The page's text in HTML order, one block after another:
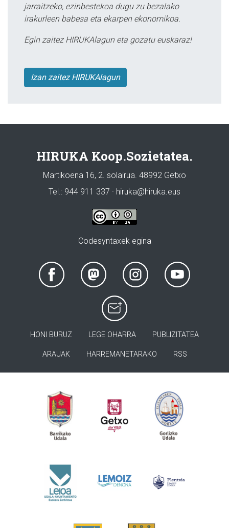
jarraitzeko, ezinbestekoa dugu zu bezalako
irakurleen babesa eta ekarpen ekonomikoa.
Egin zaitez HIRUKAlagun eta gozatu euskaraz!
Izan zaitez HIRUKAlagun
HIRUKA Koop.Sozietatea.
Martikoena 16, 2. solairua. 48992 Getxo
Tel.: 944 911 337 · hiruka@hiruka.eus
Codesyntaxek egina
HONI BURUZ LEGE OHARRA PUBLIZITATEA
ARAUAK HARREMANETARAKO RSS